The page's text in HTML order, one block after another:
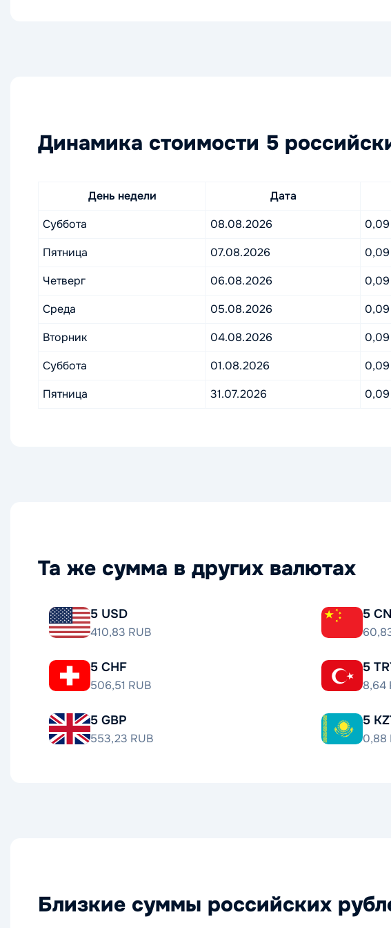
Динамика стоимости 5
День недели Дата
Суббота
08.08.2026 0,09
Пятница
07.08.2026 0,09
Четверг
06.08.2026 0,09
Среда
05.08.2026 0,09
Вторник
04.08.2026 0,09
Суббота
01.08.2026 0,09
Пятница
31.07.2026 0,09
Та же сумма в других валютах
5 USD
410,83 RUB
5
5 CHF
506,51 RUB
5
8,64
5 GBP
553,23 RUB
5
0,88
Близкие суммы российских